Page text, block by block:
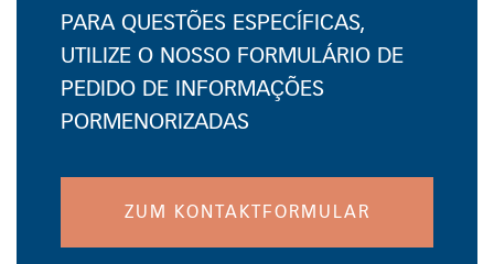
PARA QUESTÕES ESPECÍFICAS,
UTILIZE O NOSSO FORMULÁRIO DE
PEDIDO DE INFORMAÇÕES
PORMENORIZADAS
ZUM KONTAKTFORMULAR